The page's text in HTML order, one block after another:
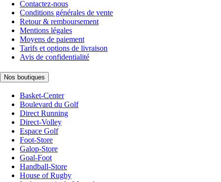
Contactez-nous
Conditions générales de vente
Retour & remboursement
Mentions légales
Moyens de paiement
Tarifs et options de livraison
Avis de confidentialité
Nos boutiques
Basket-Center
Boulevard du Golf
Direct Running
Direct-Volley
Espace Golf
Foot-Store
Galop-Store
Goal-Foot
Handball-Store
House of Rugby